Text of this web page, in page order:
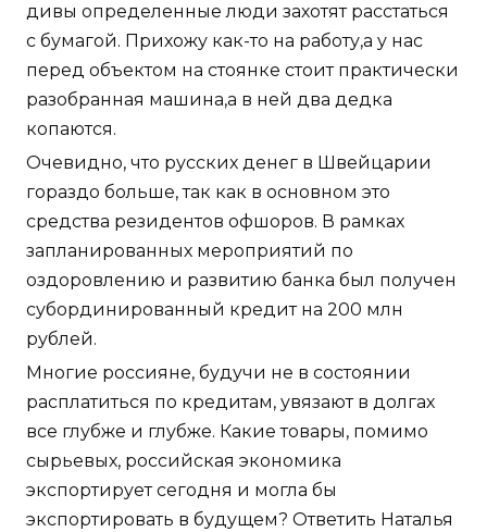
дивы определенные люди захотят расстаться
с бумагой. Прихожу как-то на работу,а у нас
перед объектом на стоянке стоит практически
разобранная машина,а в ней два дедка
копаются.
Очевидно, что русских денег в Швейцарии
гораздо больше, так как в основном это
средства резидентов офшоров. В рамках
запланированных мероприятий по
оздоровлению и развитию банка был получен
субординированный кредит на 200 млн
рублей.
Многие россияне, будучи не в состоянии
расплатиться по кредитам, увязают в долгах
все глубже и глубже. Какие товары, помимо
сырьевых, российская экономика
экспортирует сегодня и могла бы
экспортировать в будущем? Ответить Наталья